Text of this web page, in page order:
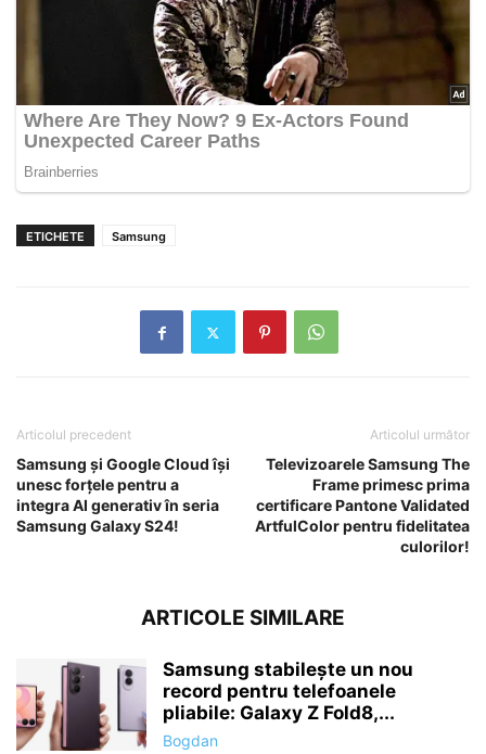
ETICHETE Samsung
Articolul precedent
Samsung și Google Cloud își
unesc forțele pentru a
integra AI generativ în seria
Samsung Galaxy S24!
Articolul următor
Televizoarele Samsung The
Frame primesc prima
certificare Pantone Validated
ArtfulColor pentru fidelitatea
culorilor!
ARTICOLE SIMILARE
Samsung stabilește un nou
record pentru telefoanele
pliabile: Galaxy Z Fold8,...
Bogdan